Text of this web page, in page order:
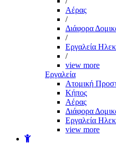
Αέρας
/
Διάφορα
/
Εργαλεία
/
view more
Εργαλεία
Aτομική
Kήπος
Αέρας
Διάφορα
Εργαλεία
view more